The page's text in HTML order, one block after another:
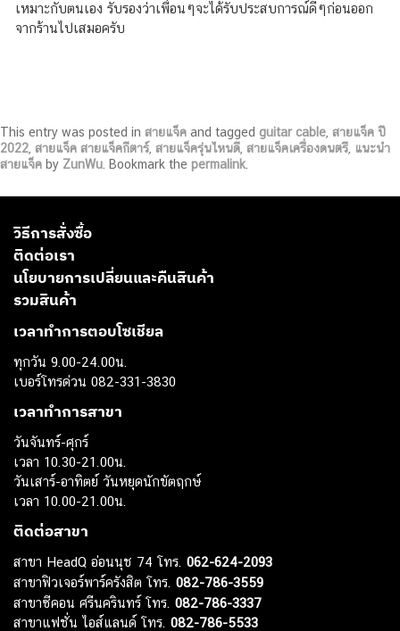
เหมาะกับตนเอง รับรองว่าเพื่อนๆจะได้รับประสบการณ์ดีๆก่อนออก
จากร้านไปเสมอครับ
This entry was posted in สายแจ็ค and tagged guitar cable สายแจ็ค ปี
2022 สายแจ็ค สายแจ็คกีตาร์ สายแจ็ครุ่นไหนดี สายแจ็คเครื่องดนตรี แนะนำ
สายแจ็ค by ZunWu . Bookmark the permalink
วิธีการสั่งซื้อ
ติดต่อเรา
นโยบายการเปลี่ยนและคืนสินค้า
รวมสินค้า
เวลาทำการตอบโซเชียล
ทุกวัน 9.00-24.00น.
เบอร์โทรด่วน 082-331-3830
เวลาทำการสาขา
วันจันทร์-ศุกร์
เวลา 10.30-21.00น.
วันเสาร์-อาทิตย์ วันหยุดนักขัตฤกษ์
เวลา 10.00-21.00น.
ติดต่อสาขา
สาขา HeadQ อ่อนนุช 74 โทร. 062-624-2093
สาขาฟิวเจอร์พาร์ครังสิต โทร. 082-786-3559
สาขาซีคอน ศรีนครินทร์ โทร. 082-786-3337
สาขาแฟชั่น ไอส์แลนด์ โทร. 082-786-5533